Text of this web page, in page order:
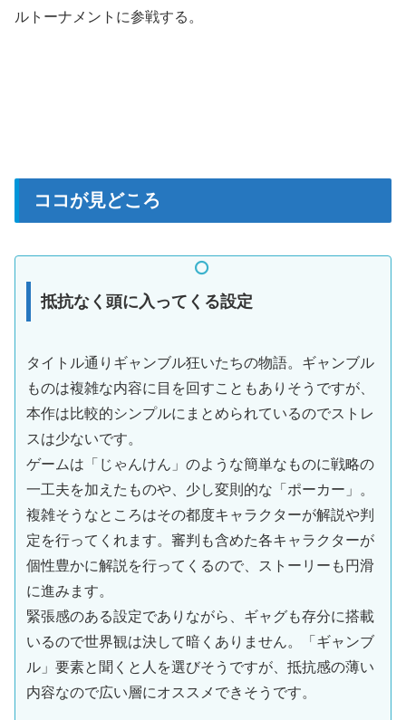
ルトーナメントに参戦する。
ココが見どころ
抵抗なく頭に入ってくる設定
タイトル通りギャンブル狂いたちの物語。ギャンブル
ものは複雑な内容に目を回すこともありそうですが、
本作は比較的シンプルにまとめられているのでストレ
スは少ないです。
ゲームは「じゃんけん」のような簡単なものに戦略の
一工夫を加えたものや、少し変則的な「ポーカー」。
複雑そうなところはその都度キャラクターが解説や判
定を行ってくれます。審判も含めた各キャラクターが
個性豊かに解説を行ってくるので、ストーリーも円滑
に進みます。
緊張感のある設定でありながら、ギャグも存分に搭載
いるので世界観は決して暗くありません。「ギャンブ
ル」要素と聞くと人を選びそうですが、抵抗感の薄い
内容なので広い層にオススメできそうです。